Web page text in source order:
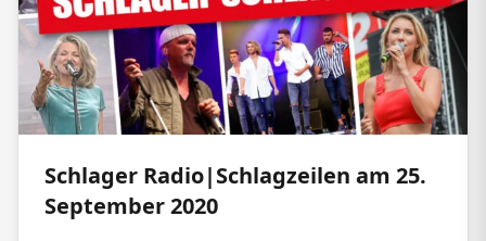
Schlager Radio|Schlagzeilen am 25.
September 2020